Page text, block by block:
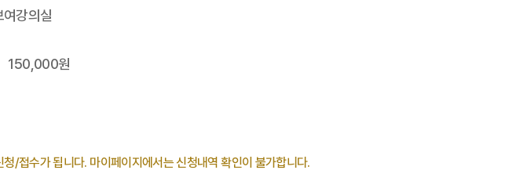
강의실
150,000원
/접수가 됩니다. 마이페이지에서는 신청내역 확인이 불가합니다.